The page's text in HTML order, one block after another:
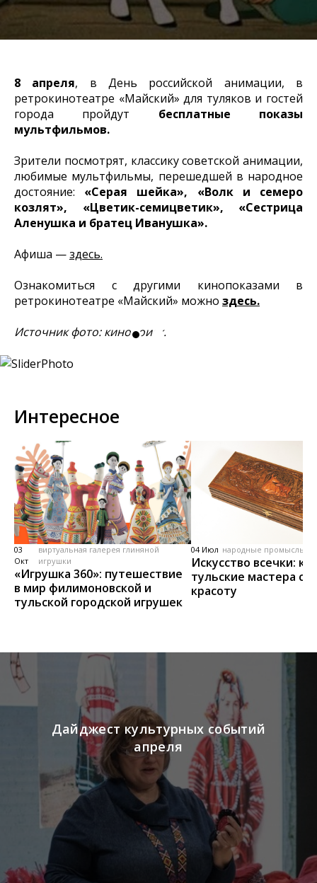
8 апреля, в День российской анимации, в
ретрокинотеатре «Майский» для туляков и гостей
города пройдут бесплатные показы
мультфильмов.
Зрители посмотрят, классику советской анимации,
любимые мультфильмы, перешедшей в народное
достояние: «Серая шейка», «Волк и семеро
козлят», «Цветик-семицветик», «Сестрица
Аленушка и братец Иванушка».
Афиша —здесь.
Ознакомиться с другими кинопоказами в
ретрокинотеатре «Майский» можно здесь.
Источник фото: кинопоиск.
Интересное
03
Окт
виртуальная галерея глиняной
игрушки
«Игрушка 360»: путешествие
в мир филимоновской и
тульской городской игрушек
04 Июл народные промыслы,
Искусство всечки: как
тульские мастера
красоту
Дайджест культурных событий
апреля